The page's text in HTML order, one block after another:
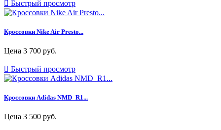
 Быстрый просмотр
Кроссовки Nike Air Presto...
Цена 3 700 руб.
 Быстрый просмотр
Кроссовки Adidas NMD_R1...
Цена 3 500 руб.